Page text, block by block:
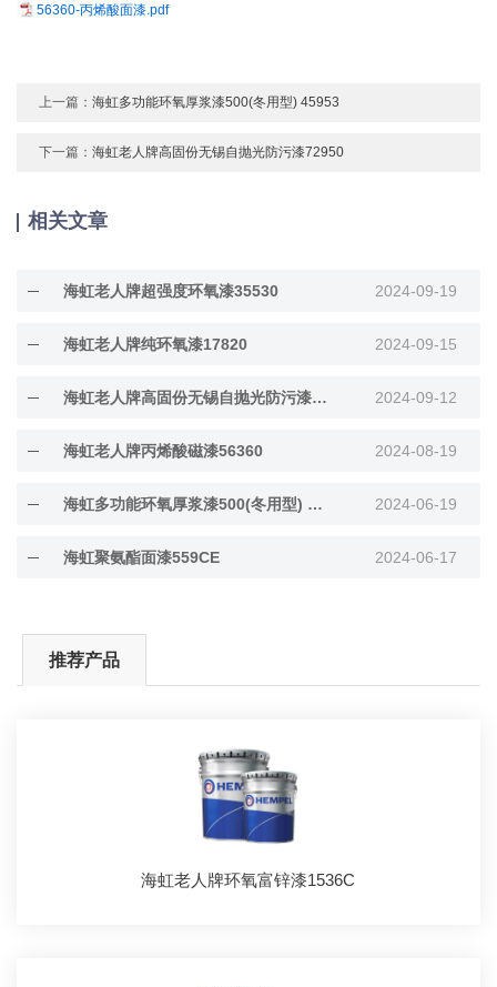
56360-丙烯酸面漆.pdf
上一篇：海虹多功能环氧厚浆漆500(冬用型) 45953
下一篇：海虹老人牌高固份无锡自抛光防污漆72950
相关文章
海虹老人牌超强度环氧漆35530 2024-09-19
海虹老人牌纯环氧漆17820 2024-09-15
海虹老人牌高固份无锡自抛光防污漆72950 2024-09-12
海虹老人牌丙烯酸磁漆56360 2024-08-19
海虹多功能环氧厚浆漆500(冬用型) 45953 2024-06-19
海虹聚氨酯面漆559CE 2024-06-17
推荐产品
海虹老人牌环氧富锌漆1536C